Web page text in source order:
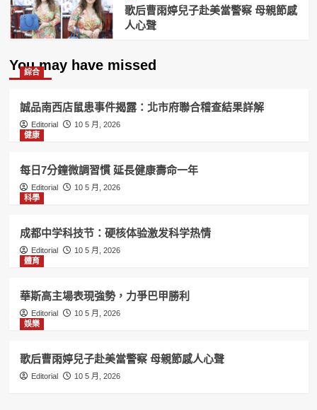
歌后曹雨婷兒子赴美當警察 母親節感
人心聲
You may have missed
綜合
誠品南西店鼠患事件揭露：北市府聯合稽查結果詳解
Editorial
10 5 月, 2026
健康
每日7分鐘微調習慣 延長健康壽命一年
Editorial
10 5 月, 2026
科學
成都中学科技节：硬核体验激发科学热情
Editorial
10 5 月, 2026
體育
華斯高主場表現強勢，力爭巴甲勝利
Editorial
10 5 月, 2026
娛樂
歌后曹雨婷兒子赴美當警察 母親節感人心聲
Editorial 10 5 月, 2026